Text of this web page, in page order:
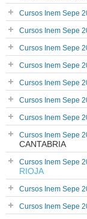
Cursos Inem Sepe
Cursos Inem Sepe
Cursos Inem Sepe
Cursos Inem Sepe
Cursos Inem Sepe
Cursos Inem Sepe
Cursos Inem Sepe
Cursos Inem Sepe
CANTABRIA
Cursos Inem Sepe
RIOJA
Cursos Inem Sepe
Cursos Inem Sepe